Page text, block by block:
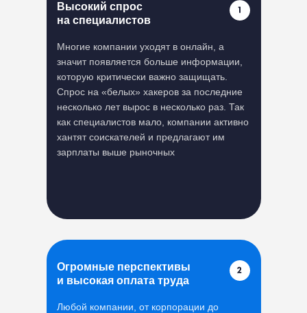
Многие компании уходят в онлайн, а
значит появляется больше информации,
которую критически важно защищать.
Спрос на «белых» хакеров за последние
несколько лет вырос в несколько раз. Так
как специалистов мало, компании активно
хантят соискателей и предлагают им
зарплаты выше рыночных
Высокий спрос
на специалистов
Любой компании, от корпорации до
Огромные перспективы
и высокая оплата труда